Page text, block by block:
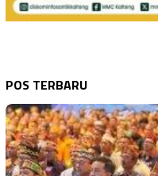
POS TERBARU